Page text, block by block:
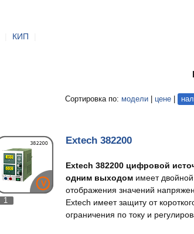
КИП
Сортировка по: модели цене
1
Extech 382200
Extech 382200 цифровой
одним выходомимеет
отображения значений
Extech имеет защиту от
ограничения по току и